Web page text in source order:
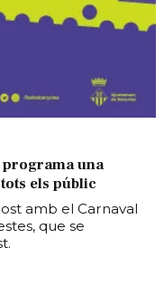
programa una
els públic
amb el Carnaval
que se